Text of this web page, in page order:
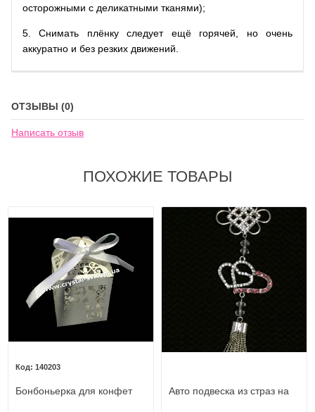
осторожными с деликатными тканями);
5. Снимать плёнку следует ещё горячей, но очень
аккуратно и без резких движений.
ОТЗЫВЫ (0)
Написать отзыв
ПОХОЖИЕ ТОВАРЫ
140203
Бонбоньерка для конфет
Авто подвеска из страз на